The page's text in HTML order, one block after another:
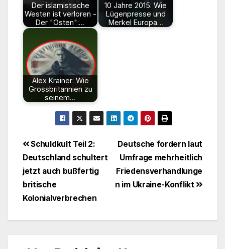
Der islamistische
Westen ist verloren -
Der "Osten":…
10 Jahre 2015: Wie
Lügenpresse und
Merkel Europa…
Alex Krainer: Wie
Grossbritannien zu
seinem…
Beitragsnavigation
Deutsche fordern laut
Umfrage mehrheitlich
Friedensverhandlunge
n im Ukraine-Konflikt
Schuldkult Teil 2:
Deutschland schultert
jetzt auch bußfertig
britische
Kolonialverbrechen